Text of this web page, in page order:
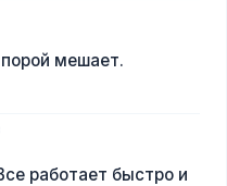
мешает.
работает быстро и